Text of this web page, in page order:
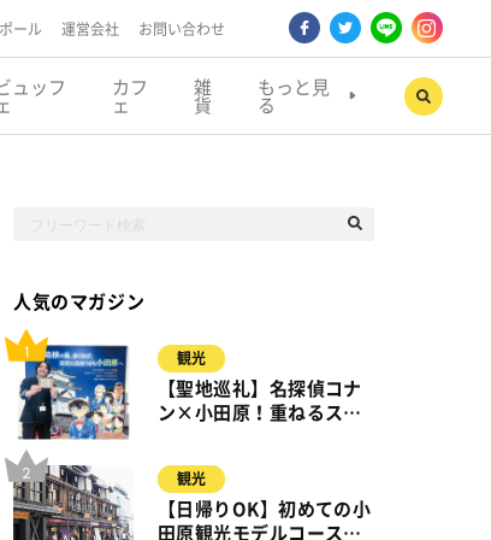
ール 運営会社 お問い合わせ
ュッフ
カフ
ェ
雑
貨
もっと見
る
人気のマガジン
観光
【聖地巡礼】名探偵コナ
ン×小田原！重ねるスタ
で】小田原・箱根・湯河
原
観光
【日帰りOK】初めての小
田原観光モデルコース｜